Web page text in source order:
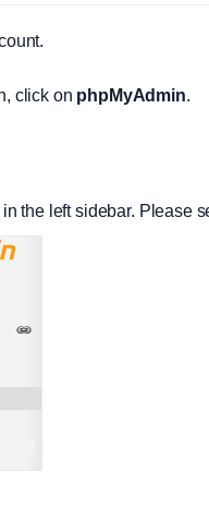
click on phpMyAdmin.
the left sidebar. Please